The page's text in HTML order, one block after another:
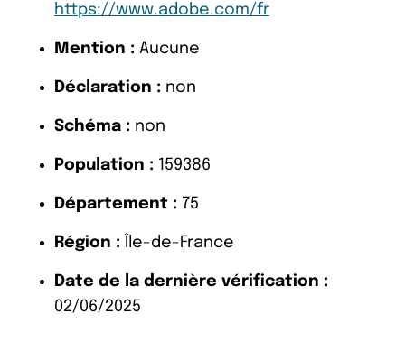
https://www.adobe.com/fr
Mention : Aucune
Déclaration : non
Schéma : non
Population : 159386
Département : 75
Région : Île-de-France
Date de la dernière vérification :
02/06/2025